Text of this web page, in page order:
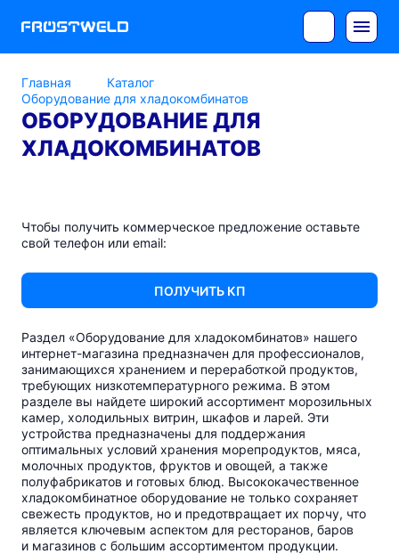
Главная
Каталог
Оборудование для хладокомбинатов
ОБОРУДОВАНИЕ ДЛЯ
ХЛАДОКОМБИНАТОВ
Чтобы получить коммерческое предложение оставьте
свой телефон или email:
ПОЛУЧИТЬ КП
Раздел «Оборудование для хладокомбинатов» нашего
интернет-магазина предназначен для профессионалов,
занимающихся хранением и переработкой продуктов,
требующих низкотемпературного режима. В этом
разделе вы найдете широкий ассортимент морозильных
камер, холодильных витрин, шкафов и ларей. Эти
устройства предназначены для поддержания
оптимальных условий хранения морепродуктов, мяса,
молочных продуктов, фруктов и овощей, а также
полуфабрикатов и готовых блюд. Высококачественное
хладокомбинатное оборудование не только сохраняет
свежесть продуктов, но и предотвращает их порчу, что
является ключевым аспектом для ресторанов, баров
и магазинов с большим ассортиментом продукции.